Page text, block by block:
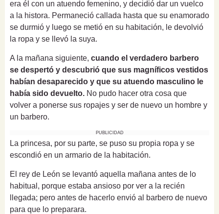
era él con un atuendo femenino, y decidió dar un vuelco
a la histora. Permaneció callada hasta que su enamorado
se durmió y luego se metió en su habitación, le devolvió
la ropa y se llevó la suya.
A la mañana siguiente, cuando el verdadero barbero
se despertó y descubrió que sus magníficos vestidos
habían desaparecido y que su atuendo masculino le
había sido devuelto. No pudo hacer otra cosa que
volver a ponerse sus ropajes y ser de nuevo un hombre y
un barbero.
PUBLICIDAD
La princesa, por su parte, se puso su propia ropa y se
escondió en un armario de la habitación.
El rey de León se levantó aquella mañana antes de lo
habitual, porque estaba ansioso por ver a la recién
llegada; pero antes de hacerlo envió al barbero de nuevo
para que lo preparara.